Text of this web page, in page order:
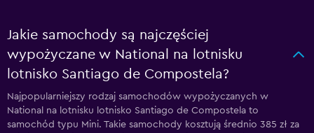
Jakie samochody są najczęściej
wypożyczane w National na lotnisku
lotnisko Santiago de Compostela?
Najpopularniejszy rodzaj samochodów wypożyczanych w
National na lotnisku lotnisko Santiago de Compostela to
samochód typu Mini. Takie samochody kosztują średnio 385 zł za